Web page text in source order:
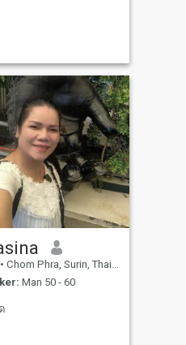
• Chom Phra, Surin, Thailand
Man 50 - 60